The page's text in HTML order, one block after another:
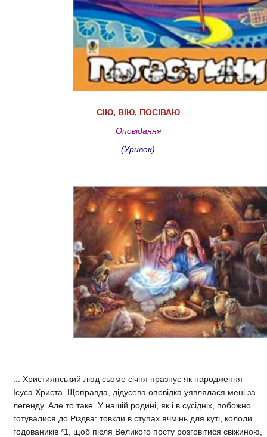
СІЮ, ВІЮ, ПОСІВАЮ
Оповідання
(Уривок)
... Християнський люд сьоме січня празнує як народження
Ісуса Христа. Щоправда, дідусева оповідка уявлялася мені за
легенду. Але то таке. У нашій родині, як і в сусідніх, побожно
готувалися до Різдва: товкли в ступах ячмінь для куті, кололи
годоваників *1, щоб після Великого посту розговітися свіжиною,